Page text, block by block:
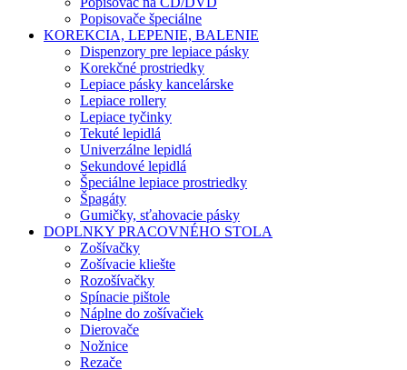
Popisovače špeciálne
KOREKCIA, LEPENIE, BALENIE
Dispenzory pre lepiace pásky
Korekčné prostriedky
Lepiace pásky kancelárske
Lepiace rollery
Lepiace tyčinky
Tekuté lepidlá
Univerzálne lepidlá
Sekundové lepidlá
Špeciálne lepiace prostriedky
Špagáty
Gumičky, sťahovacie pásky
DOPLNKY PRACOVNÉHO STOLA
Zošívačky
Zošívacie kliešte
Rozošívačky
Spínacie pištole
Náplne do zošívačiek
Dierovače
Nožnice
Rezače